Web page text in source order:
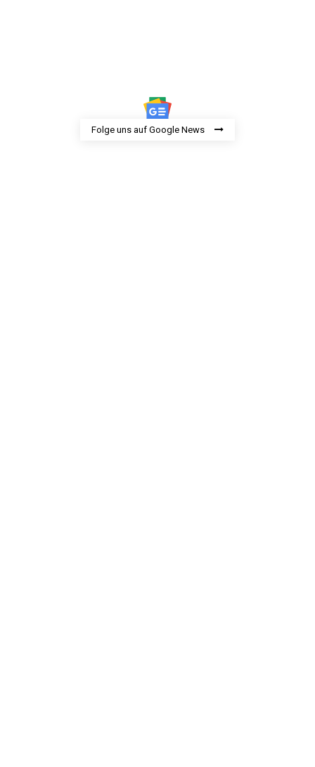
Folge uns auf Google News